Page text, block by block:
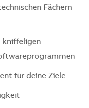
Fächern
kniffeligen
für deine Ziele